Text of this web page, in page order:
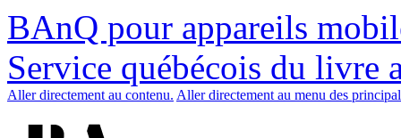
BAnQ pour appareils
Service québécois du livre
Aller directement au contenu. Aller directement au menu des